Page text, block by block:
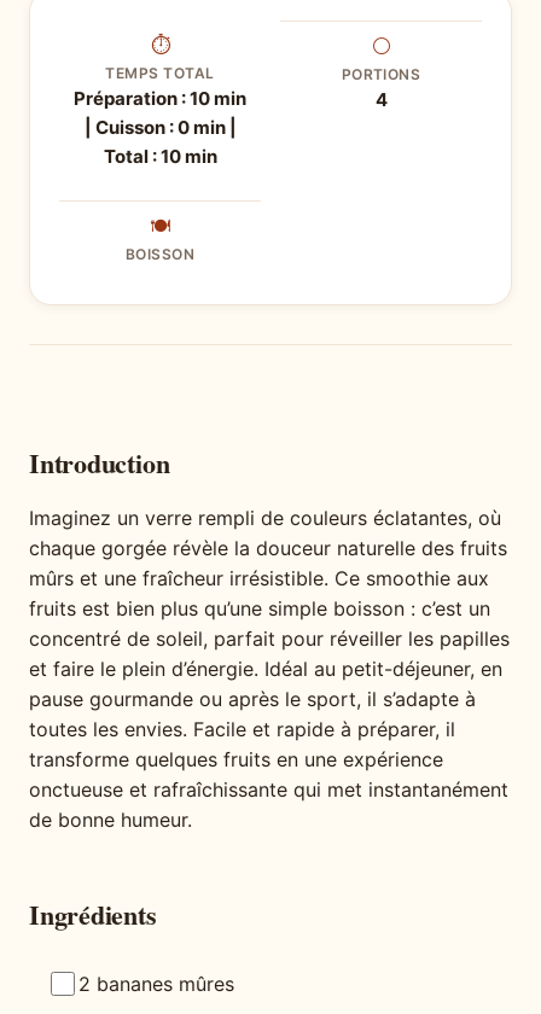
⏱
TEMPS TOTAL
Préparation : 10 min
| Cuisson : 0 min |
Total : 10 min
⚪
PORTIONS
4
🍽
BOISSON
Introduction
Imaginez un verre rempli de couleurs éclatantes, où
chaque gorgée révèle la douceur naturelle des fruits
mûrs et une fraîcheur irrésistible. Ce smoothie aux
fruits est bien plus qu’une simple boisson : c’est un
concentré de soleil, parfait pour réveiller les papilles
et faire le plein d’énergie. Idéal au petit-déjeuner, en
pause gourmande ou après le sport, il s’adapte à
toutes les envies. Facile et rapide à préparer, il
transforme quelques fruits en une expérience
onctueuse et rafraîchissante qui met instantanément
de bonne humeur.
Ingrédients
2 bananes mûres